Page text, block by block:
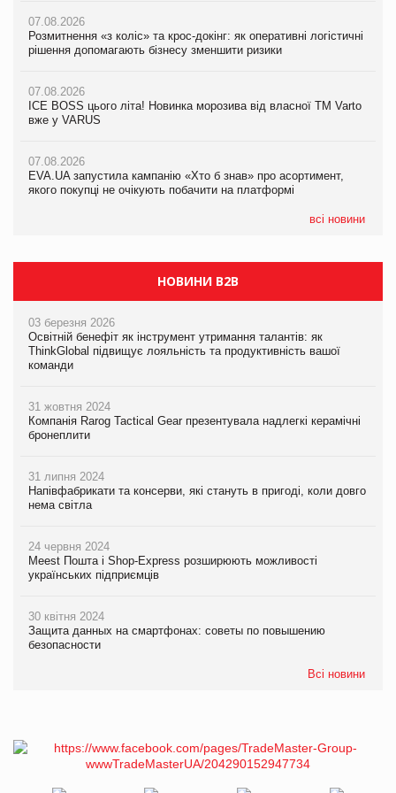
07.08.2026
Розмитнення «з коліс» та крос-докінг: як оперативні логістичні
рішення допомагають бізнесу зменшити ризики
07.08.2026
ICE BOSS цього літа! Новинка морозива від власної ТМ Varto
вже у VARUS
07.08.2026
EVA.UA запустила кампанію «Хто б знав» про асортимент,
якого покупці не очікують побачити на платформі
всі новини
07.08.2026
EVA.UA запустила кампанію «Хто б знав» про асортимент,
06.08.2026
Смачна новинка для хвостатих: у VARUS з’явилися паучі
05.08.2026
Мережа супермаркетів VARUS купує мережу магазинів
07.08.2026
Kraft Heinz скоротила збиток у першому півріччі
Продажі Hugo Boss впали на 9%
НОВИНИ B2B
03 березня 2026
Освітній бенефіт як інструмент утримання талантів: як
ThinkGlobal підвищує лояльність та продуктивність вашої
команди
31 жовтня 2024
Компанія Rarog Tactical Gear презентувала надлегкі керамічні
бронеплити
31 липня 2024
Напівфабрикати та консерви, які стануть в пригоді, коли довго
нема світла
24 червня 2024
Meest Пошта і Shop-Express розширюють можливості
українських підприємців
30 квітня 2024
Защита данных на смартфонах: советы по повышению
безопасности
Всі новини